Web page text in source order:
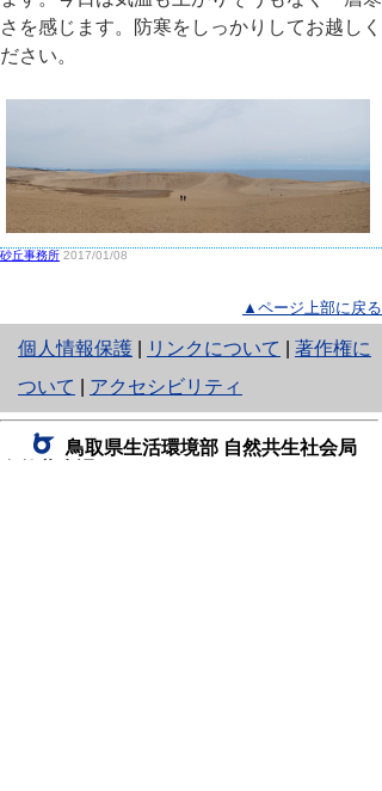
さを感じます。防寒をしっかりしてお越しく
ださい。
砂丘事務所 2017/01/08
▲ページ上部に戻る
個人情報保護
と
り
ネ
ッ
リンクについて
著作権に
ついて
アクセシビリティ
鳥取県生活環境部 自然共生社会局